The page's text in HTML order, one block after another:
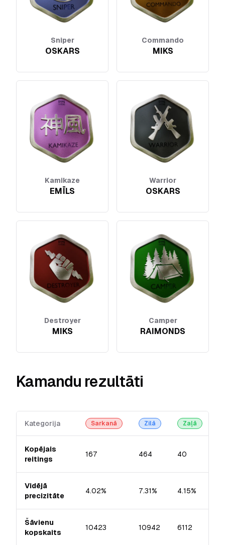
Sniper
OSKARS
Commando
MIKS
Kamikaze
EMĪLS
Warrior
OSKARS
Destroyer
MIKS
Camper
RAIMONDS
Kamandu rezultāti
Kategorija Sarkanā Zilā Zaļā
Kopējais
reitings
167 464 40
Vidējā
precizitāte
4.02% 7.31% 4.15%
Šāvienu
kopskaits
10423 10942 6112